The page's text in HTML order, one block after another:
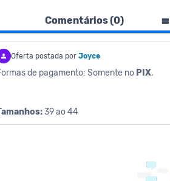
Comentários (0)
Oferta postada por Joyce
de pagamento: Somente no PIX.
‎39 ao 44